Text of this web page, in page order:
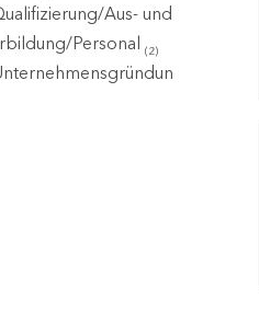
Aus- und
Personal (2)